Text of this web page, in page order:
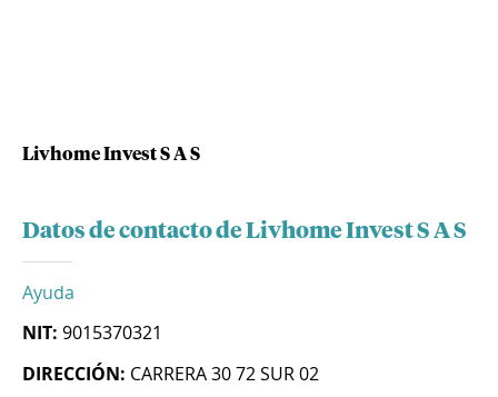
Livhome Invest S A S
Datos de contacto de Livhome Invest S A S
Ayuda
NIT: 9015370321
DIRECCIÓN: CARRERA 30 72 SUR 02